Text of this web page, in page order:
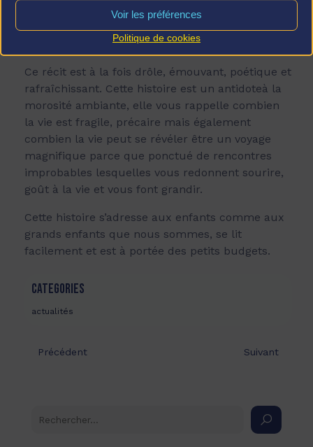
Voir les préférences
Politique de cookies
bande de chats de son quartier, cha(t)cuns aux
assistance à un bébé mouette.
Ce récit est à la fois drôle, émouvant, poétique et
rafraîchissant. Cette histoire est un antidoteà la
morosité ambiante, elle vous rappelle combien
la vie est fragile, précaire mais également
combien la vie peut se révéler être un voyage
magnifique parce que ponctué de rencontres
improbables lesquelles vous redonnent sourire,
goût à la vie et vous font grandir.
Cette histoire s’adresse aux enfants comme aux
grands enfants que nous sommes, se lit
facilement et est à portée des petits budgets.
CATEGORIES
actualités
Précédent Suivant